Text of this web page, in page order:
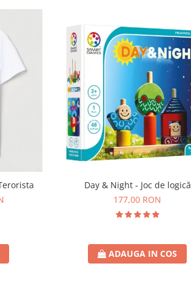
Day & Night - Joc de logică
177,00 RON
ADAUGA IN COS